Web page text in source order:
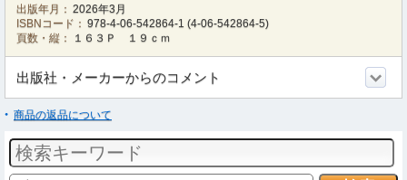
出版年月： 2026年3月
ISBNコード： 978-4-06-542864-1 (4-06-542864-5)
頁数・縦：
１６３Ｐ １９ｃｍ
出版社・メーカーからのコメント
商品の返品について